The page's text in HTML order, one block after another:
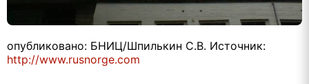
опубликовано: БНИЦ/Шпилькин С.В. Источник:
http://www.rusnorge.com